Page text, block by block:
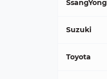
SsangYong
Suzuki
Toyota